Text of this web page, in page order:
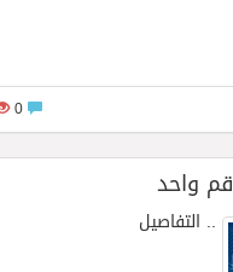
0
واحد
.. التفاصيل